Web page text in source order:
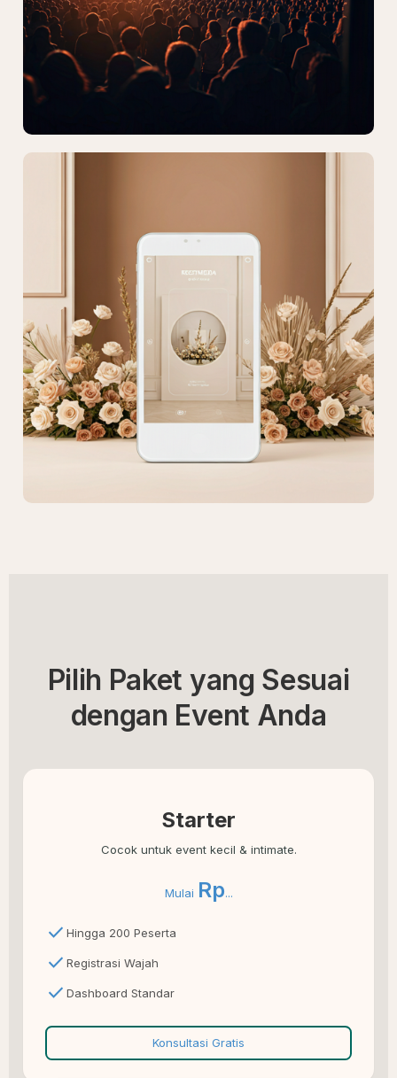
Pilih Paket yang Sesuai
dengan Event Anda
Starter
Cocok untuk event kecil & intimate.
Mulai Rp...
check Hingga 200 Peserta
check Registrasi Wajah
check Dashboard Standar
Konsultasi Gratis